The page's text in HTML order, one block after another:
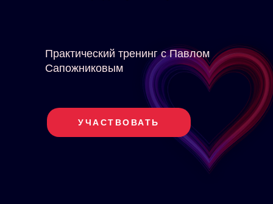
Практический тренинг с Павлом
Сапожниковым
УЧАСТВОВАТЬ